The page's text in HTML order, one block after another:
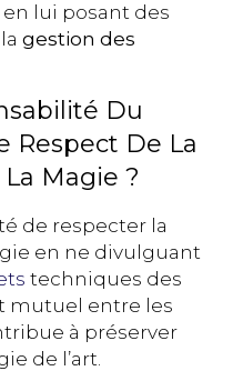
lui posant des
gestion des
Du
Respect De La
Magie ?
de respecter la
en ne divulguant
techniques des
mutuel entre les
à préserver
de l’art.